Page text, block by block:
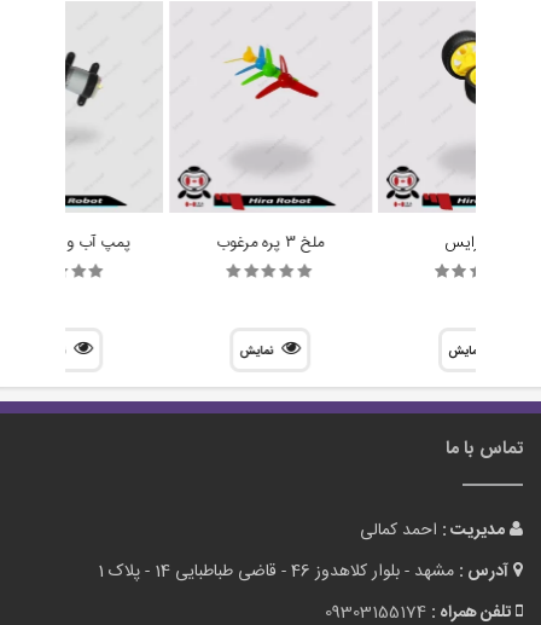
چرخ رایس
نمایش
ملخ 3 پره مرغوب
نمایش
پمپ آب و هوا R385
تماس با ما
مدیریت : احمد کمالی
آدرس : مشهد - بلوار کلاهدوز 46 - قاضی طباطبایی 14 - پلاک 1
تلفن همراه : 09303155174